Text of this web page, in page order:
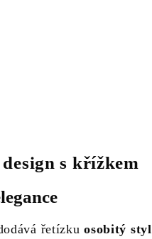
s křížkem
řetízkuosobitý styl